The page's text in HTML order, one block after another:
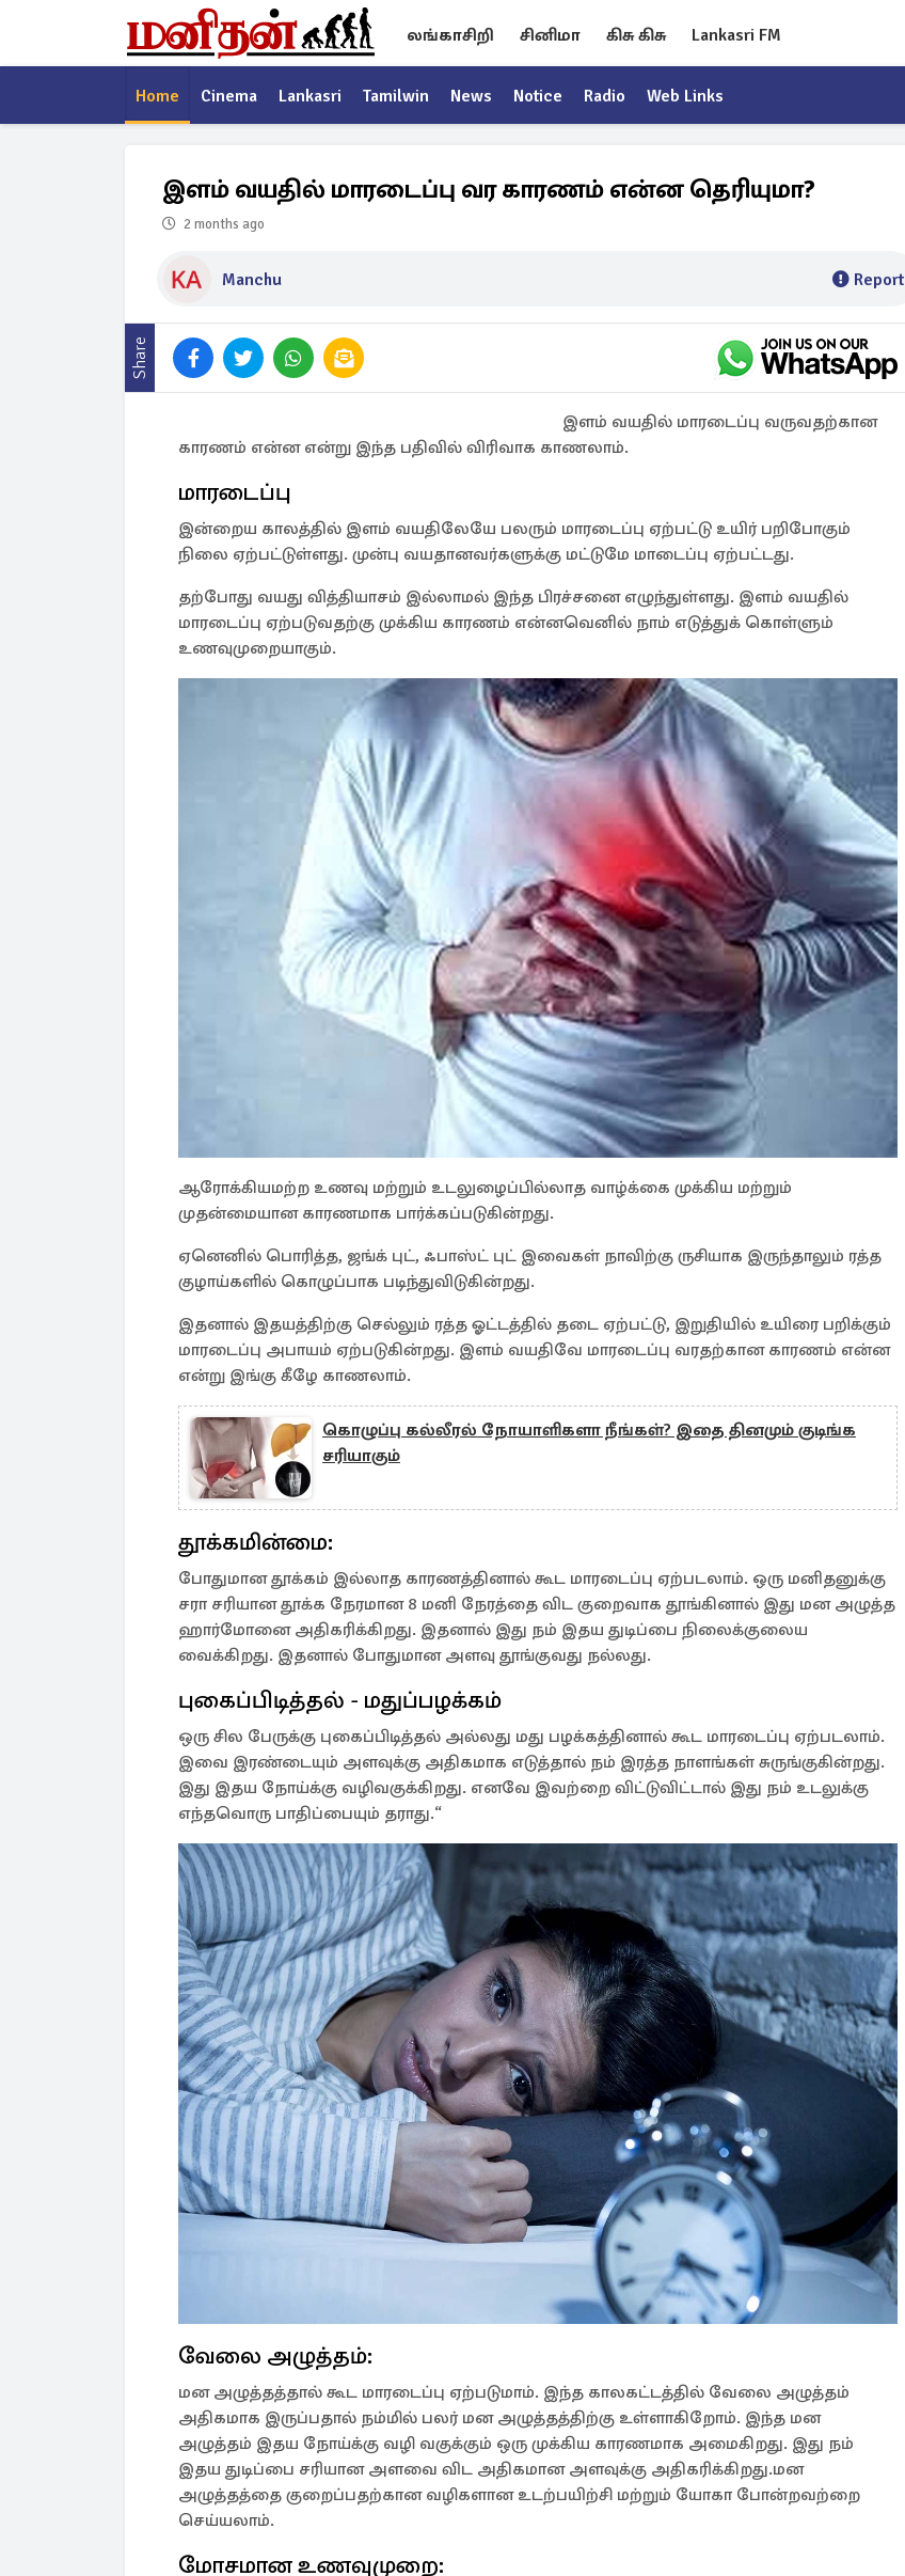
லங்காசிறி சினிமா கிசு கிசு Lankasri FM
Home Cinema Lankasri Tamilwin News Notice Radio Web Links
இளம் வயதில் மாரடைப்பு வர காரணம் என்ன தெரியுமா?
2 months ago
Manchu Report
Share
இளம் வயதில் மாரடைப்பு வருவதற்கான
காரணம் என்ன என்று இந்த பதிவில் விரிவாக காணலாம்.
மாரடைப்பு
இன்றைய காலத்தில் இளம் வயதிலேயே பலரும் மாரடைப்பு ஏற்பட்டு உயிர் பறிபோகும்
நிலை ஏற்பட்டுள்ளது. முன்பு வயதானவர்களுக்கு மட்டுமே மாடைப்பு ஏற்பட்டது.
தற்போது வயது வித்தியாசம் இல்லாமல் இந்த பிரச்சனை எழுந்துள்ளது. இளம் வயதில்
மாரடைப்பு ஏற்படுவதற்கு முக்கிய காரணம் என்னவெனில் நாம் எடுத்துக் கொள்ளும்
உணவுமுறையாகும்.
ஆரோக்கியமற்ற உணவு மற்றும் உடலுழைப்பில்லாத வாழ்க்கை முக்கிய மற்றும்
முதன்மையான காரணமாக பார்க்கப்படுகின்றது.
ஏனெனில் பொரித்த, ஜங்க் புட், ஃபாஸ்ட் புட் இவைகள் நாவிற்கு ருசியாக இருந்தாலும் ரத்த
குழாய்களில் கொழுப்பாக படிந்துவிடுகின்றது.
இதனால் இதயத்திற்கு செல்லும் ரத்த ஓட்டத்தில் தடை ஏற்பட்டு, இறுதியில் உயிரை பறிக்கும்
மாரடைப்பு அபாயம் ஏற்படுகின்றது. இளம் வயதிவே மாரடைப்பு வரதற்கான காரணம் என்ன
என்று இங்கு கீழே காணலாம்.
கொழுப்பு கல்லீரல் நோயாளிகளா நீங்கள்? இதை தினமும் குடிங்க
சரியாகும்
தூக்கமின்மை:
போதுமான தூக்கம் இல்லாத காரணத்தினால் கூட மாரடைப்பு ஏற்படலாம். ஒரு மனிதனுக்கு
சரா சரியான தூக்க நேரமான 8 மனி நேரத்தை விட குறைவாக தூங்கினால் இது மன அழுத்த
ஹார்மோனை அதிகரிக்கிறது. இதனால் இது நம் இதய துடிப்பை நிலைக்குலைய
வைக்கிறது. இதனால் போதுமான அளவு தூங்குவது நல்லது.
புகைப்பிடித்தல் - மதுப்பழக்கம்
ஒரு சில பேருக்கு புகைப்பிடித்தல் அல்லது மது பழக்கத்தினால் கூட மாரடைப்பு ஏற்படலாம்.
இவை இரண்டையும் அளவுக்கு அதிகமாக எடுத்தால் நம் இரத்த நாளங்கள் சுருங்குகின்றது.
இது இதய நோய்க்கு வழிவகுக்கிறது. எனவே இவற்றை விட்டுவிட்டால் இது நம் உடலுக்கு
எந்தவொரு பாதிப்பையும் தராது.“
வேலை அழுத்தம்:
மன அழுத்தத்தால் கூட மாரடைப்பு ஏற்படுமாம். இந்த காலகட்டத்தில் வேலை அழுத்தம்
அதிகமாக இருப்பதால் நம்மில் பலர் மன அழுத்தத்திற்கு உள்ளாகிறோம். இந்த மன
அழுத்தம் இதய நோய்க்கு வழி வகுக்கும் ஒரு முக்கிய காரணமாக அமைகிறது. இது நம்
இதய துடிப்பை சரியான அளவை விட அதிகமான அளவுக்கு அதிகரிக்கிறது.மன
அழுத்தத்தை குறைப்பதற்கான வழிகளான உடற்பயிற்சி மற்றும் யோகா போன்றவற்றை
செய்யலாம்.
மோசமான உணவுமுறை: